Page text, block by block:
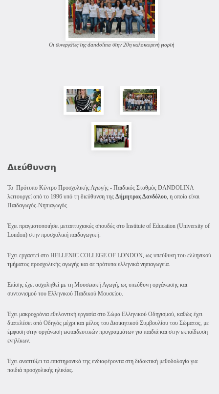
Οι συνεργάτες της dandolina στην 20η καλοκαιρινή γιορτή
Διεύθυνση
Το Πρότυπο Κέντρο Προσχολικής Αγωγής - Παιδικός Σταθμός DANDOLINA
λειτουργεί από το 1996 υπό τη διεύθυνση της Δήμητρας Δανδόλου, η οποία είναι
Παιδαγωγός-Νηπιαγωγός.
Έχει πραγματοποιήσει μεταπτυχιακές σπουδές στο Institute of Education (University of
London) στην προσχολική παιδαγωγική.
Έχει εργαστεί στο HELLENIC COLLEGE OF LONDON, ως υπεύθυνη του ελληνικού
τμήματος προσχολικής αγωγής και σε πρότυπα ελληνικά νηπιαγωγεία.
Επίσης έχει ασχοληθεί με τη Μουσειακή Αγωγή, ως υπεύθυνη οργάνωσης και
συντονισμού του Ελληνικού Παιδικού Μουσείου.
Έχει μακροχρόνια εθελοντική εργασία στο Σώμα Ελληνικού Οδηγισμού, καθώς έχει
διατελέσει από Οδηγός μέχρι και μέλος του Διοικητικού Συμβουλίου του Σώματος, με
έμφαση στην οργάνωση εκπαιδευτικών προγραμμάτων για παιδιά και στην εκπαίδευση
ενηλίκων.
Έχει αναπτύξει τα επιστημονικά της ενδιαφέροντα στη διδακτική μεθοδολογία για
παιδιά προσχολικής ηλικίας.